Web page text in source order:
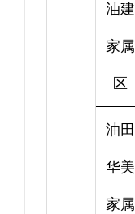
油建
家属
区
油田
华美
家属